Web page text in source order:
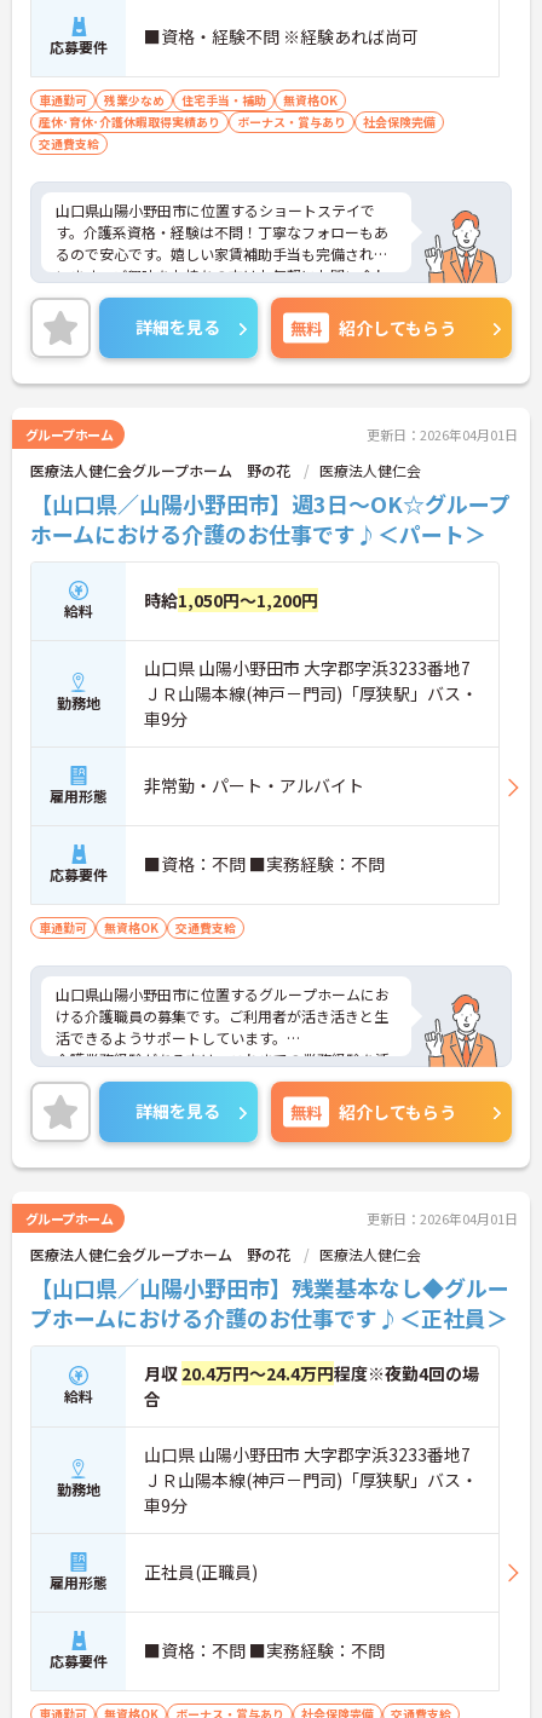
応募要件 ■資格・経験不問 ※経験あれば尚可
車通勤可 残業少なめ 住宅手当・補助
無資格OK
産休･育休･介護休暇取得実績あり
ボーナス・賞与あり
社会保険完備
交通費支給
山口県山陽小野田市に位置するショートステイで
す。介護系資格・経験は不問！丁寧なフォローもあ
るので安心です。嬉しい家賃補助手当も完備されて
います。ご興味をお持ちの方はお気軽にお問い合わ
せください。
詳細を見る 無料 紹介してもらう
グループホーム 更新日：2026年04月01日
医療法人健仁会グループホーム 野の花 医療法人健仁会
【山口県／山陽小野田市】週3日～OK☆グループ
ホームにおける介護のお仕事です♪＜パート＞
給料 時給1,050円～1,200円
勤務地
山口県 山陽小野田市 大字郡字浜3233番地7
ＪＲ山陽本線(神戸－門司)「厚狭駅」バス・
車9分
雇用形態 非常勤・パート・アルバイト
応募要件 ■資格：不問 ■実務経験：不問
車通勤可 無資格OK 交通費支給
山口県山陽小野田市に位置するグループホームにお
ける介護職員の募集です。ご利用者が活き活きと生
活できるようサポートしています。
介護業務経験がある方は、これまでの業務経験を活
かしながら就業できる環境です。ご利用者に寄り添
って介護サービスを提供を行っていただける方を募
集しています。
ご興味のある方には、面接対策ポイントなど、さら
に詳細をお話しいたしますのでお気軽にご相談くだ
詳細を見る 無料 紹介してもらう
グループホーム 更新日：2026年04月01日
医療法人健仁会グループホーム 野の花 医療法人健仁会
【山口県／山陽小野田市】残業基本なし◆グルー
プホームにおける介護のお仕事です♪＜正社員＞
給料
月収 20.4万円～24.4万円程度※夜勤4回の場
合
勤務地
山口県 山陽小野田市 大字郡字浜3233番地7
ＪＲ山陽本線(神戸－門司)「厚狭駅」バス・
車9分
雇用形態 正社員(正職員)
応募要件 ■資格：不問 ■実務経験：不問
車通勤可 無資格OK ボーナス・賞与あり 社会保険完備 交通費支給